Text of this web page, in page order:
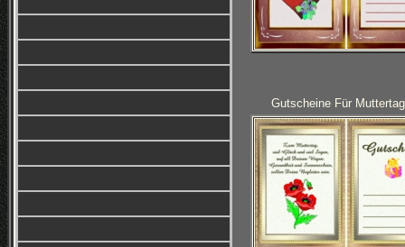
Gutscheine Für